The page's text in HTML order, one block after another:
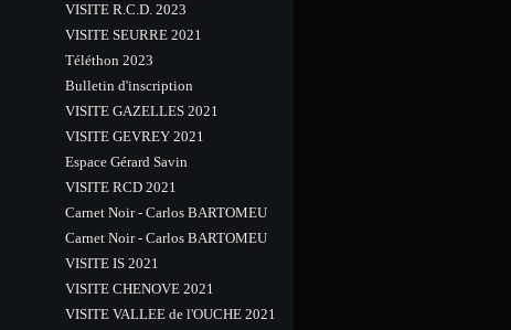
VISITE R.C.D. 2023
VISITE SEURRE 2021
Téléthon 2023
Bulletin d'inscription
VISITE GAZELLES 2021
VISITE GEVREY 2021
Espace Gérard Savin
VISITE RCD 2021
Carnet Noir - Carlos BARTOMEU
Carnet Noir - Carlos BARTOMEU
VISITE IS 2021
VISITE CHENOVE 2021
VISITE VALLEE de l'OUCHE 2021